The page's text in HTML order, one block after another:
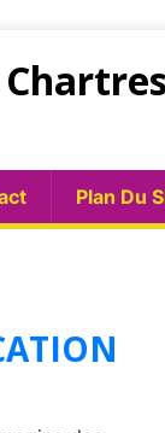
Plan Du